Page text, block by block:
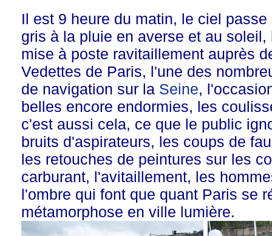
Il est 9 heure du matin, le ciel
gris à la pluie en averse et au soleil,
mise à poste ravitaillement auprès
Vedettes de Paris, l'une des
de navigation sur la Seine,
belles encore endormies, les
c'est aussi cela, ce que le public
bruits d'aspirateurs, les coups de
les retouches de peintures sur les
carburant, l'avitaillement, les
l'ombre qui font que quant Paris se
métamorphose en ville lumière.